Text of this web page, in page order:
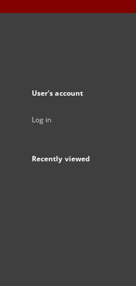
User's account
Log in
Recently viewed